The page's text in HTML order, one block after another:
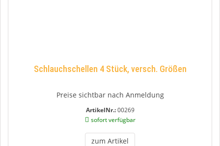
Schlauchschellen 4 Stück, versch. Größen
Preise sichtbar nach Anmeldung
ArtikelNr.:00269
sofort verfügbar
zum Artikel